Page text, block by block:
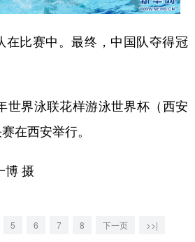
比赛中。最终，中国队夺得冠
界泳联花样游泳世界杯（西安
在西安举行。
摄
5 6 7 8 下一页 >>|